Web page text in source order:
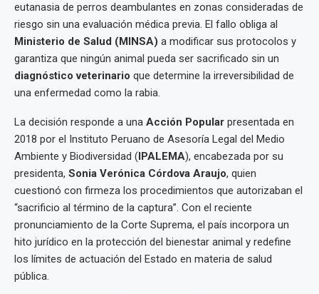
eutanasia de perros deambulantes en zonas consideradas de
riesgo sin una evaluación médica previa. El fallo obliga al
Ministerio de Salud (MINSA) a modificar sus protocolos y
garantiza que ningún animal pueda ser sacrificado sin un
diagnóstico veterinario que determine la irreversibilidad de
una enfermedad como la rabia.
La decisión responde a una Acción Popular presentada en
2018 por el Instituto Peruano de Asesoría Legal del Medio
Ambiente y Biodiversidad (IPALEMA), encabezada por su
presidenta, Sonia Verónica Córdova Araujo, quien
cuestionó con firmeza los procedimientos que autorizaban el
“sacrificio al término de la captura”. Con el reciente
pronunciamiento de la Corte Suprema, el país incorpora un
hito jurídico en la protección del bienestar animal y redefine
los límites de actuación del Estado en materia de salud
pública.